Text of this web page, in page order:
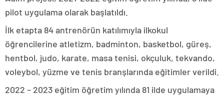
pilot uygulama olarak başlatıldı.
İlk etapta 84 antrenörün katılımıyla ilkokul
öğrencilerine atletizm, badminton, basketbol, güreş,
hentbol, judo, karate, masa tenisi, okçuluk, tekvando,
voleybol, yüzme ve tenis branşlarında eğitimler verildi.
2022 – 2023 eğitim öğretim yılında 81 ilde uygulamaya